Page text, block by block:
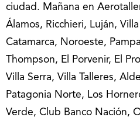
ciudad. Mañana en
Álamos, Ricchieri, Luján,
Catamarca, Noroeste,
Thompson, El Porvenir, El
Villa Serra, Villa Talleres,
Patagonia Norte, Los
Verde, Club Banco Nación,